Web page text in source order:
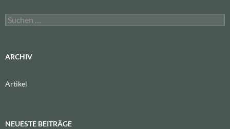
Suchen
nach:
ARCHIV
Artikel
NEUESTE BEITRÄGE